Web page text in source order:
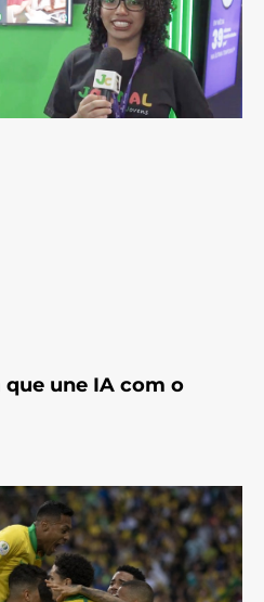
que une IA com o